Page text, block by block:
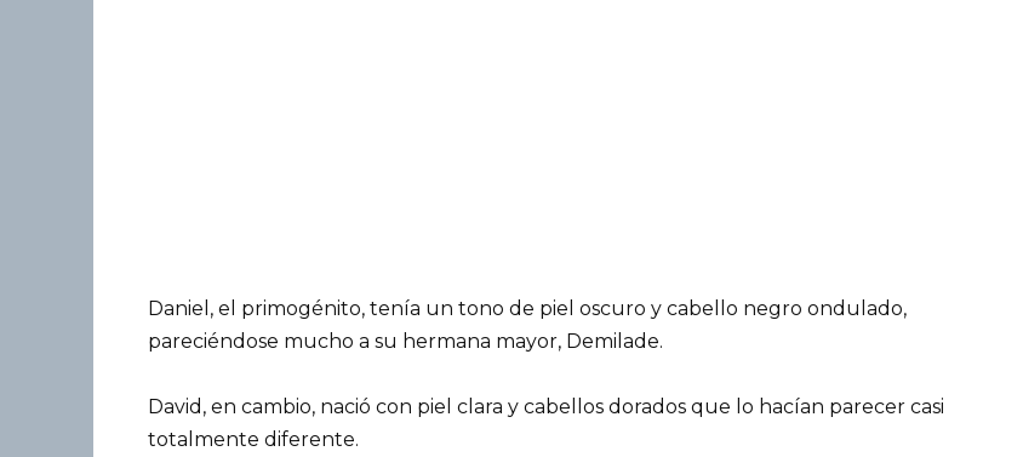
Daniel, el primogénito, tenía un tono de piel oscuro y cabello negro ondulado,
pareciéndose mucho a su hermana mayor, Demilade.
David, en cambio, nació con piel clara y cabellos dorados que lo hacían parecer casi
totalmente diferente.